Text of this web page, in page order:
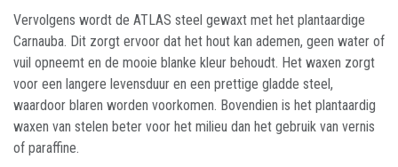
Vervolgens wordt de ATLAS steel gewaxt met het plantaardige
Carnauba. Dit zorgt ervoor dat het hout kan ademen, geen water of
vuil opneemt en de mooie blanke kleur behoudt. Het waxen zorgt
voor een langere levensduur en een prettige gladde steel,
waardoor blaren worden voorkomen. Bovendien is het plantaardig
waxen van stelen beter voor het milieu dan het gebruik van vernis
of paraffine.